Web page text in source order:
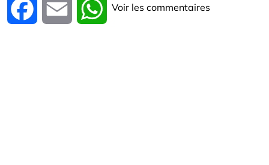
Facebook Email WhatsApp
Voir les commentaires